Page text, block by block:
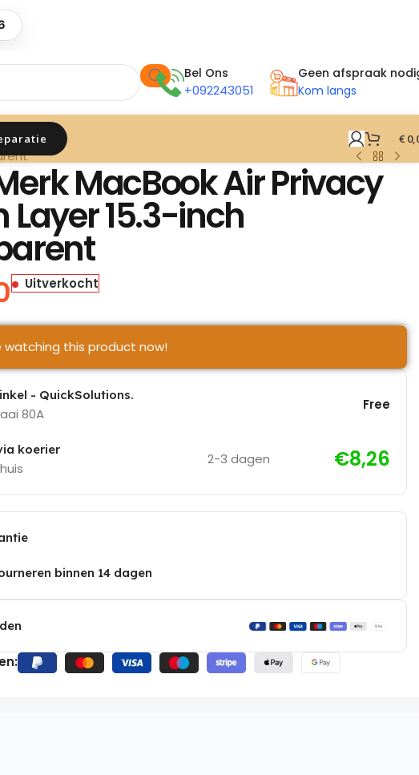
Bel Ons
+092243051
Geen afspraak
Kom langs
€
MacBook Air Privacy
Layer 15.3-inch
Uitverkocht
watching this product now!
- QuickSolutions.
80A
Free
koerier
2-3 dagen €8,26
binnen 14 dagen